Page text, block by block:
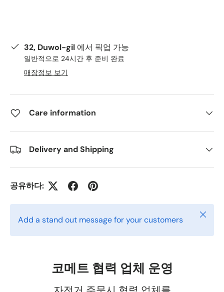
32, Duwol-gil 에서 픽업 가능
일반적으로 24시간 후 준비 완료
매장정보 보기
Care information
Delivery and Shipping
공유하다:
Add a stand out message for your customers 닫다
코메트 협력 업체 운영